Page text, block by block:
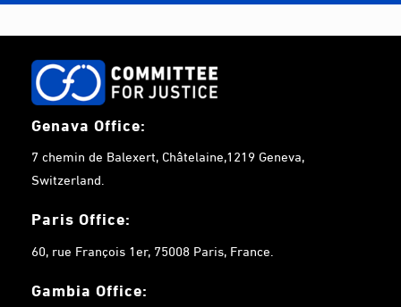
Genava Office:
7 chemin de Balexert, Châtelaine,1219 Geneva,
Switzerland.
Paris Office:
60, rue François 1er, 75008 Paris, France.
Gambia Office: